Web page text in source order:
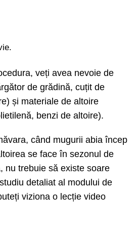
veți avea nevoie de
de grădină, cuțit de
și materiale de altoire
benzi de altoire).
când mugurii abia încep
se face în sezonul de
nu trebuie să existe soare
detaliat al modului de
viziona o lecție video